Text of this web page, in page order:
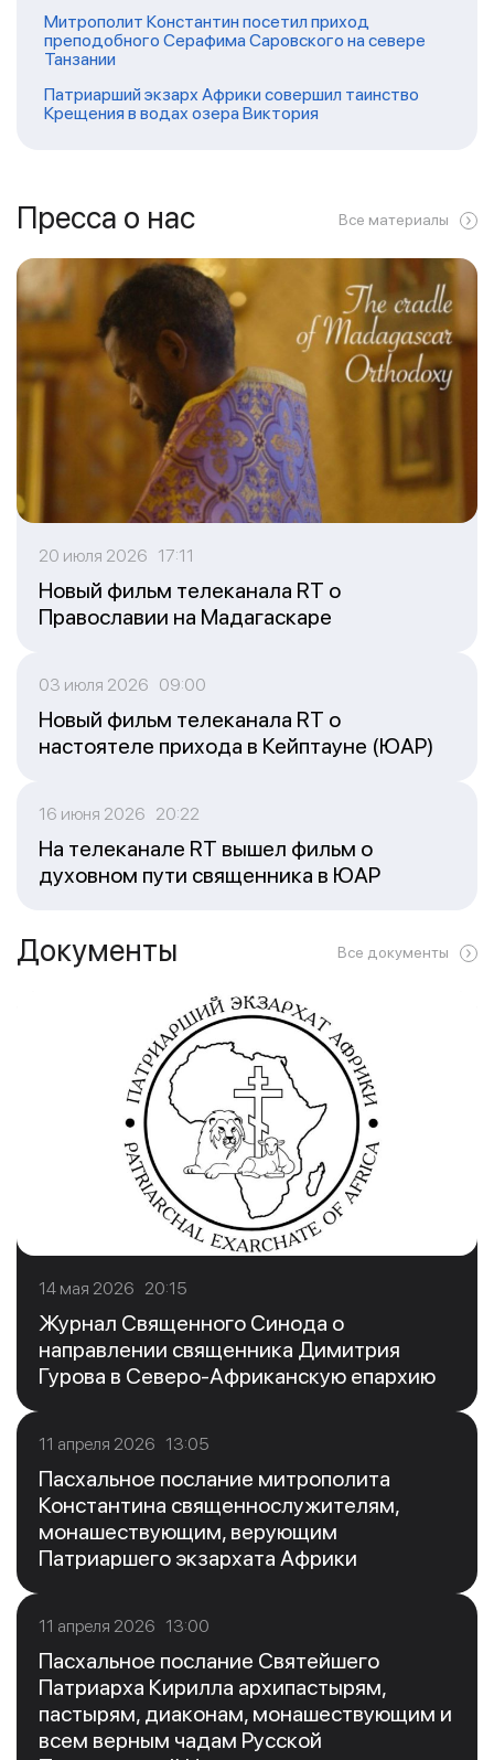
Митрополит Константин посетил приход
преподобного Серафима Саровского на севере
Танзании
Патриарший экзарх Африки совершил таинство
Крещения в водах озера Виктория
Пресса о нас Все материалы
20 июля 2026 17:11
Новый фильм телеканала RT о
Православии на Мадагаскаре
03 июля 2026 09:00
Новый фильм телеканала RT о
настоятеле прихода в Кейптауне (ЮАР)
16 июня 2026 20:22
На телеканале RT вышел фильм о
духовном пути священника в ЮАР
Документы Все документы
14 мая 2026 20:15
Журнал Священного Синода о
направлении священника Димитрия
Гурова в Северо-Африканскую епархию
11 апреля 2026 13:05
Пасхальное послание митрополита
Константина священнослужителям,
монашествующим, верующим
Патриаршего экзархата Африки
11 апреля 2026 13:00
Пасхальное послание Святейшего
Патриарха Кирилла архипастырям,
пастырям, диаконам, монашествующим и
всем верным чадам Русской